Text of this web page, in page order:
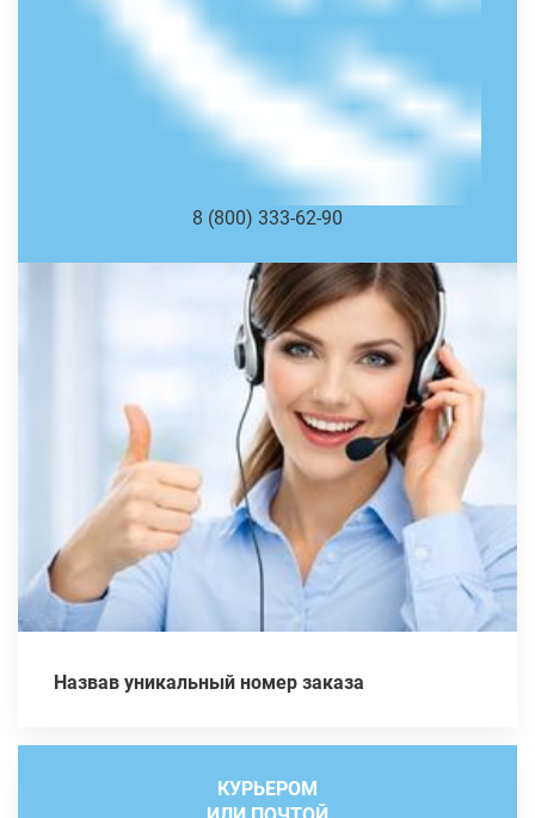
8 (800) 333-62-90
Назвав уникальный номер заказа
КУРЬЕРОМ